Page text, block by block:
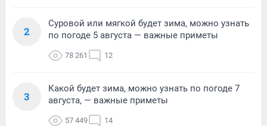
2
Суровой или мягкой будет зима, можно узнать
по погоде 5 августа — важные приметы
78 261 12
3
Какой будет зима, можно узнать по погоде 7
августа, — важные приметы
57 449 14